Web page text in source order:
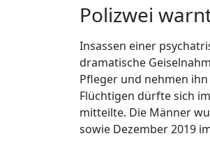
Polizwei
Insassen einer
dramatische
Pfleger und nehmen
Flüchtigen dürfte sich
mitteilte. Die Männer
sowie Dezember 2019